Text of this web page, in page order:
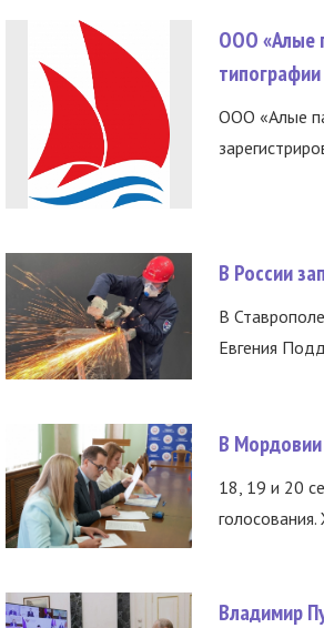
ООО «Алые
ООО «Алые
В России
В
Евгения
В Мордовии
18, 19 и 20
Владимир